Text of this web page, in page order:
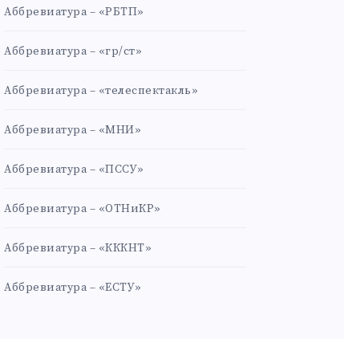
Аббревиатура – «РБТП»
Аббревиатура – «гр/ст»
Аббревиатура – «телеспектакль»
Аббревиатура – «МНИ»
Аббревиатура – «ПССУ»
Аббревиатура – «ОТНиКР»
Аббревиатура – «КККНТ»
Аббревиатура – «ЕСТУ»